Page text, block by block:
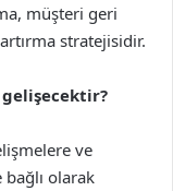
müşteri geri
stratejisidir.
gelişecektir?
ve
bağlı olarak